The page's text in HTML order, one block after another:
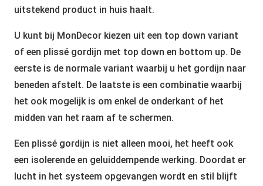
uitstekend product in huis haalt.
U kunt bij MonDecor kiezen uit een top down variant
of een plissé gordijn met top down en bottom up. De
eerste is de normale variant waarbij u het gordijn naar
beneden afstelt. De laatste is een combinatie waarbij
het ook mogelijk is om enkel de onderkant of het
midden van het raam af te schermen.
Een plissé gordijn is niet alleen mooi, het heeft ook
een isolerende en geluiddempende werking. Doordat er
lucht in het systeem opgevangen wordt en stil blijft